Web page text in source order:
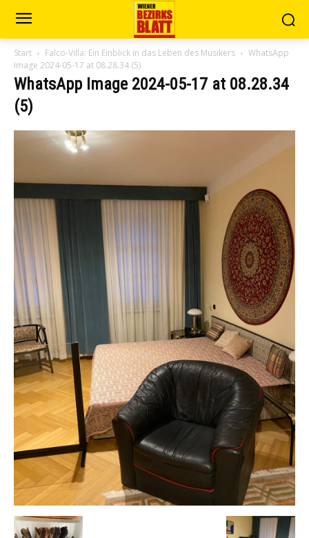
Start Falco-Villa: Ein Einblick in das Leben des Musikers
WhatsApp
Image 2024-05-17 at 08.28.34 (5)
WhatsApp Image 2024-05-17 at 08.28.34
(5)